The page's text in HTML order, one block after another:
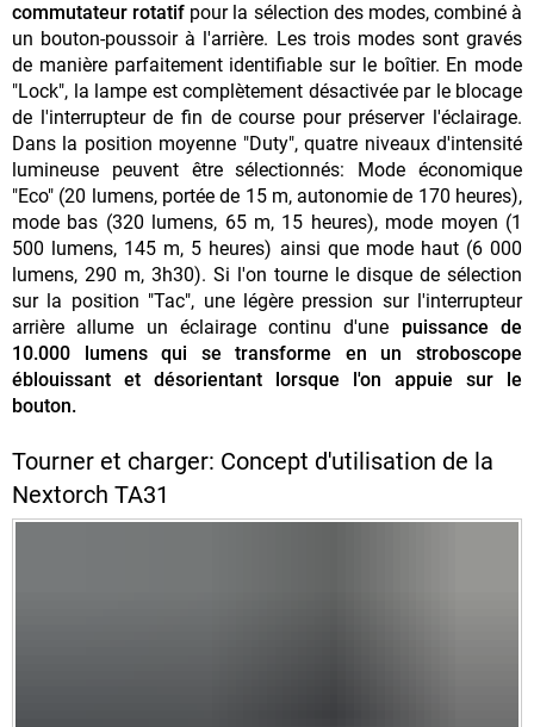
commutateur rotatif pour la sélection des modes, combiné à
un bouton-poussoir à l'arrière. Les trois modes sont gravés
de manière parfaitement identifiable sur le boîtier. En mode
"Lock", la lampe est complètement désactivée par le blocage
de l'interrupteur de fin de course pour préserver l'éclairage.
Dans la position moyenne "Duty", quatre niveaux d'intensité
lumineuse peuvent être sélectionnés: Mode économique
"Eco" (20 lumens, portée de 15 m, autonomie de 170 heures),
mode bas (320 lumens, 65 m, 15 heures), mode moyen (1
500 lumens, 145 m, 5 heures) ainsi que mode haut (6 000
lumens, 290 m, 3h30). Si l'on tourne le disque de sélection
sur la position "Tac", une légère pression sur l'interrupteur
arrière allume un éclairage continu d'une puissance de
10.000 lumens qui se transforme en un stroboscope
éblouissant et désorientant lorsque l'on appuie sur le
bouton.
Tourner et charger: Concept d'utilisation de la
Nextorch TA31